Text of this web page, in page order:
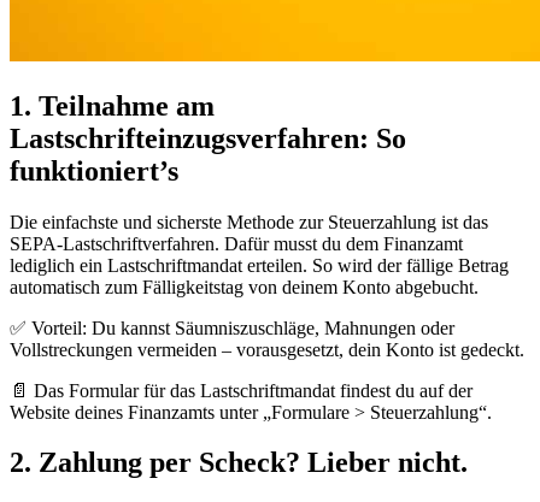
1. Teilnahme am
Lastschrifteinzugsverfahren: So
funktioniert’s
Die einfachste und sicherste Methode zur Steuerzahlung ist das
SEPA-Lastschriftverfahren. Dafür musst du dem Finanzamt
lediglich ein Lastschriftmandat erteilen. So wird der fällige Betrag
automatisch zum Fälligkeitstag von deinem Konto abgebucht.
✅ Vorteil: Du kannst Säumniszuschläge, Mahnungen oder
Vollstreckungen vermeiden – vorausgesetzt, dein Konto ist gedeckt.
📄 Das Formular für das Lastschriftmandat findest du auf der
Website deines Finanzamts unter „Formulare > Steuerzahlung“.
2. Zahlung per Scheck? Lieber nicht.